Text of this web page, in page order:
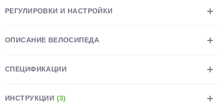
РЕГУЛИРОВКИ И НАСТРОЙКИ
ОПИСАНИЕ ВЕЛОСИПЕДА
СПЕЦИФИКАЦИИ
ИНСТРУКЦИИ (3)